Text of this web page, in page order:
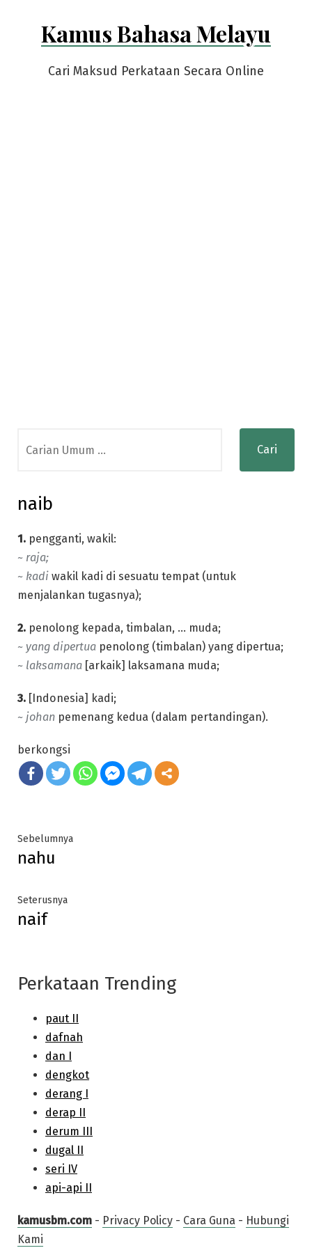
Kamus Bahasa Melayu
Cari Maksud Perkataan Secara Online
for:
naib
1. pengganti, wakil:
~ raja;
~ kadi wakil kadi di sesuatu tempat (untuk
menjalankan tugasnya);
2. penolong kepada, timbalan, … muda;
~ yang dipertua penolong (timbalan) yang dipertua;
~ laksamana [arkaik] laksamana muda;
3. [Indonesia] kadi;
~ johan pemenang kedua (dalam pertandingan).
berkongsi
Post
navigation
SebelumnyaPrevious
nahu
SeterusnyaNext
naif
Perkataan Trending
kamusbm.com - Privacy Policy - Cara Guna - Hubungi
Kami